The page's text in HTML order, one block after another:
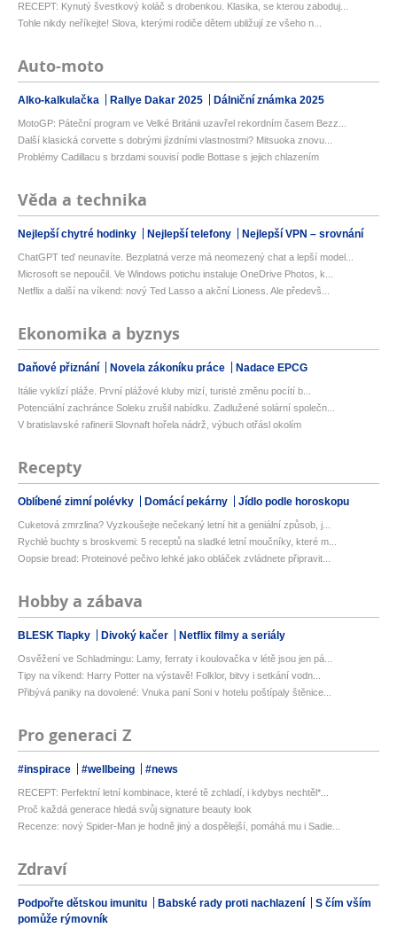
RECEPT: Kynutý švestkový koláč s drobenkou. Klasika, se kterou zaboduj...
Tohle nikdy neříkejte! Slova, kterými rodiče dětem ubližují ze všeho n...
Auto-moto
Alko-kalkulačka Rallye Dakar 2025 Dálniční známka 2025
MotoGP: Páteční program ve Velké Británii uzavřel rekordním časem Bezz...
Další klasická corvette s dobrými jízdními vlastnostmi? Mitsuoka znovu...
Problémy Cadillacu s brzdami souvisí podle Bottase s jejich chlazením
Věda a technika
Nejlepší chytré hodinky Nejlepší telefony Nejlepší VPN – srovnání
ChatGPT teď neunavíte. Bezplatná verze má neomezený chat a lepší model...
Microsoft se nepoučil. Ve Windows potichu instaluje OneDrive Photos, k...
Netflix a další na víkend: nový Ted Lasso a akční Lioness. Ale předevš...
Ekonomika a byznys
Daňové přiznání Novela zákoníku práce Nadace EPCG
Itálie vyklízí pláže. První plážové kluby mizí, turisté změnu pocítí b...
Potenciální zachránce Soleku zrušil nabídku. Zadlužené solární společn...
V bratislavské rafinerii Slovnaft hořela nádrž, výbuch otřásl okolím
Recepty
Oblíbené zimní polévky Domácí pekárny Jídlo podle horoskopu
Cuketová zmrzlina? Vyzkoušejte nečekaný letní hit a geniální způsob, j...
Rychlé buchty s broskvemi: 5 receptů na sladké letní moučníky, které m...
Oopsie bread: Proteinové pečivo lehké jako obláček zvládnete připravit...
Hobby a zábava
BLESK Tlapky Divoký kačer Netflix filmy a seriály
Osvěžení ve Schladmingu: Lamy, ferraty i koulovačka v létě jsou jen pá...
Tipy na víkend: Harry Potter na výstavě! Folklor, bitvy i setkání vodn...
Přibývá paniky na dovolené: Vnuka paní Soni v hotelu poštípaly štěnice...
Pro generaci Z
#inspirace #wellbeing #news
RECEPT: Perfektní letní kombinace, které tě zchladí, i kdybys nechtěl*...
Proč každá generace hledá svůj signature beauty look
Recenze: nový Spider-Man je hodně jiný a dospělejší, pomáhá mu i Sadie...
Zdraví
Podpořte dětskou imunitu Babské rady proti nachlazení
S čím vším
pomůže rýmovník